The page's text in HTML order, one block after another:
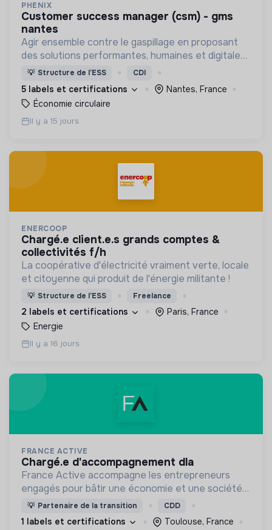
PHENIX
customer success manager (csm) - gms
nantes
Agir ensemble contre le gaspillage en proposant
des solutions performantes, humaines et digitales,
qui profitent à tous.
💡 Structure de l’ESS CDI
5 labels et certifications
Nantes, France
Économie circulaire
Il y a 15 jours
ENERCOOP
chargé.e client.e.s grands comptes &
collectivités f/h
La coopérative d'électricité vraiment verte, locale
et citoyenne qui produit de l'énergie militante !
💡 Structure de l’ESS Freelance
2 labels et certifications
Paris, France
Energie
Il y a 16 jours
FRANCE ACTIVE
chargé.e d'accompagnement dla
France Active accompagne les entrepreneurs
engagés pour bâtir une économie et une société
plus inclusive et plus durable.
💡 Partenaire de la transition CDD
1 labels et certifications
Toulouse, France